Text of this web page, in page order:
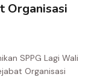
Organisasi
SPPG Lagi Wali
Organisasi